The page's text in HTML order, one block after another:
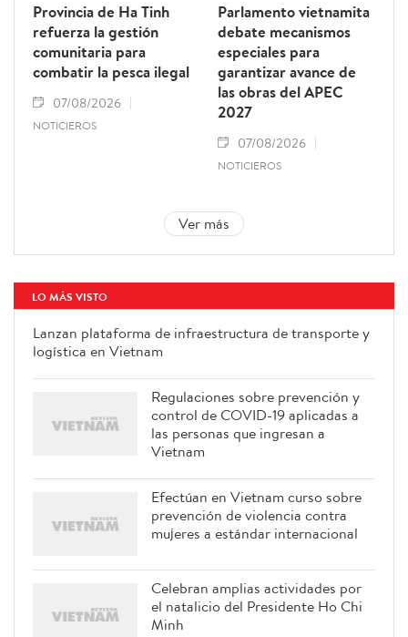
Provincia de Ha Tinh
refuerza la gestión
comunitaria para
combatir la pesca ilegal
07/08/2026
NOTICIEROS
Parlamento vietnamita
debate mecanismos
especiales para
garantizar avance de
las obras del APEC
2027
07/08/2026
NOTICIEROS
Ver más
LO MÁS VISTO
Lanzan plataforma de infraestructura de transporte y
logística en Vietnam
Regulaciones sobre prevención y
control de COVID-19 aplicadas a
las personas que ingresan a
Vietnam
Efectúan en Vietnam curso sobre
prevención de violencia contra
mujeres a estándar internacional
Celebran amplias actividades por
el natalicio del Presidente Ho Chi
Minh